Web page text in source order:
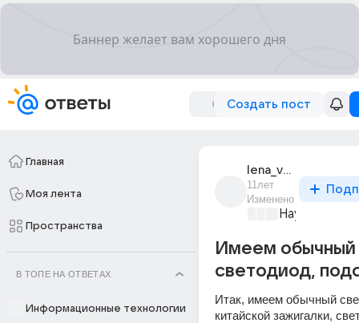
Создать пост
Главная
Моя лента
Пространства
В ТОПЕ НА ОТВЕТАХ
Информационные технологии
lena_verbina_4
11лет
Изменено
Наука
Имеем обычный
светодиод,
Итак, имеем обычный
китайской зажигалки,